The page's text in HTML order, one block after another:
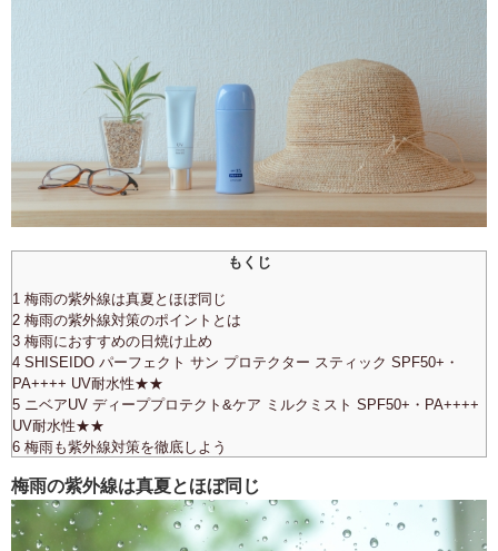
もくじ
1 梅雨の紫外線は真夏とほぼ同じ
2 梅雨の紫外線対策のポイントとは
3 梅雨におすすめの日焼け止め
4 SHISEIDO パーフェクト サン プロテクター スティック SPF50+・
PA++++ UV耐水性★★
5 ニベアUV ディーププロテクト&ケア ミルクミスト SPF50+・PA++++
UV耐水性★★
6 梅雨も紫外線対策を徹底しよう
梅雨の紫外線は真夏とほぼ同じ